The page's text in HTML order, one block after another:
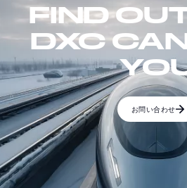
FIND
DXC
お問い合わせ